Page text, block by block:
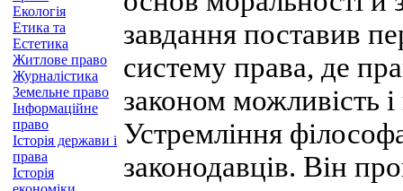
Екологія
Етика та
Естетика
Житлове право
Журналістика
Земельне право
Інформаційне
право
Історія держави і
права
Історія
завдання поставив
систему права, де
законом можливість
Устремління
законодавців. Він